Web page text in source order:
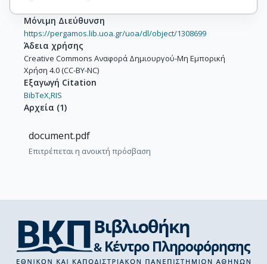
Μόνιμη Διεύθυνση
https://pergamos.lib.uoa.gr/uoa/dl/object/1308699
Άδεια χρήσης
Creative Commons Αναφορά Δημιουργού-Μη Εμπορική
Χρήση 4.0 (CC-BY-NC)
Εξαγωγή Citation
BibTeX,RIS
Αρχεία (1)
document.pdf
Επιτρέπεται η ανοικτή πρόσβαση